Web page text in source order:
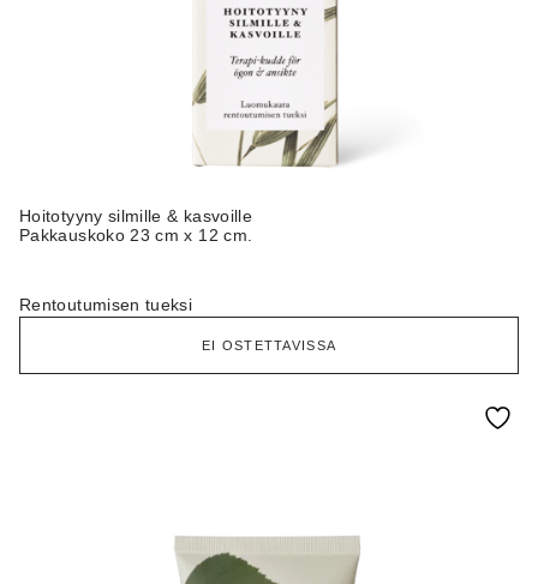
Hoitotyyny silmille & kasvoille
Pakkauskoko 23 cm x 12 cm.
Rentoutumisen tueksi
EI OSTETTAVISSA